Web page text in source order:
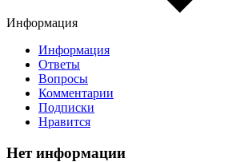
Информация
Информация
Ответы
Вопросы
Комментарии
Подписки
Нравится
Нет информации